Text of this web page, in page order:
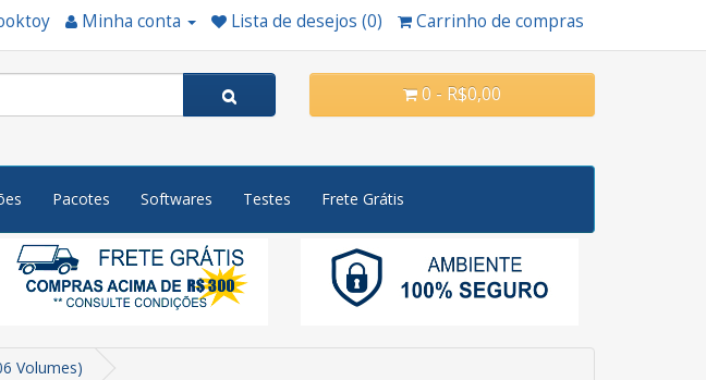
Minha conta Lista de desejos (0) Carrinho de compras
0 - R$0,00
Pacotes Softwares Testes Frete Grátis
Volumes)